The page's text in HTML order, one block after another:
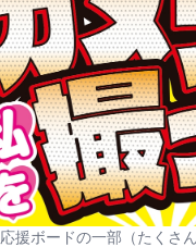
応援ボードの一部（たくさ